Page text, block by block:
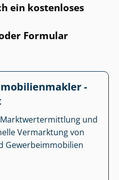
ein kostenloses
Formular
-
und
Vermarktung von
Ge­wer­be­im­mo­bi­li­en